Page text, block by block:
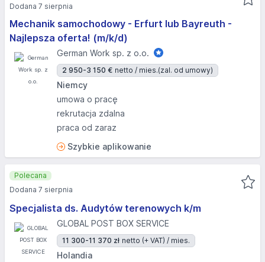
Mechanik samochodowy - Erfurt lub Bayreuth -
Najlepsza oferta! (m/k/d)
German Work sp. z o.o.
2 950-3 150 € netto / mies.(zal. od umowy)
Niemcy
umowa o pracę
rekrutacja zdalna
praca od zaraz
Szybkie aplikowanie
Dodana 7 sierpnia
Specjalista ds. Audytów terenowych k/m
GLOBAL POST BOX SERVICE
11 300-11 370 zł netto (+ VAT) / mies.
Holandia
Polecana
Dodana 7 sierpnia